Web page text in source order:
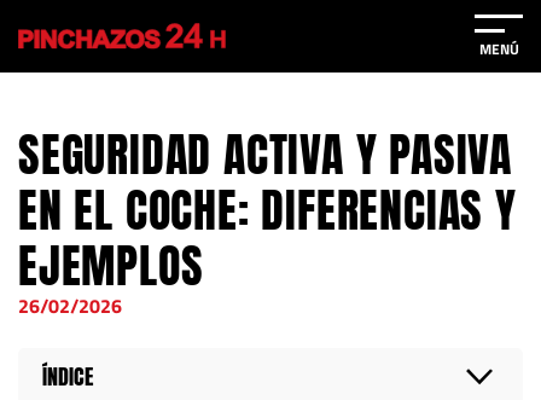
MENÚ
SEGURIDAD ACTIVA Y PASIVA
EN EL COCHE: DIFERENCIAS Y
EJEMPLOS
26/02/2026
ÍNDICE